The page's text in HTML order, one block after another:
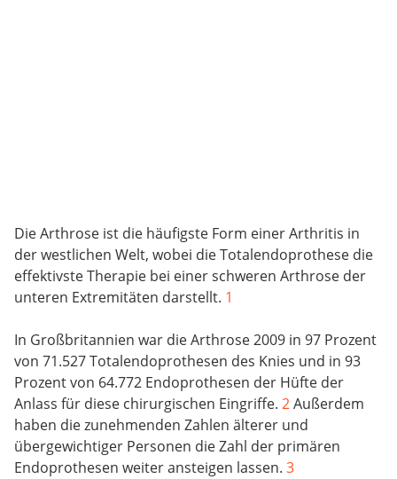
Die Arthrose ist die häufigste Form einer Arthritis in
der westlichen Welt, wobei die Totalendoprothese die
effektivste Therapie bei einer schweren Arthrose der
unteren Extremitäten darstellt. 1
In Großbritannien war die Arthrose 2009 in 97 Prozent
von 71.527 Totalendoprothesen des Knies und in 93
Prozent von 64.772 Endoprothesen der Hüfte der
Anlass für diese chirurgischen Eingriffe. 2Außerdem
haben die zunehmenden Zahlen älterer und
übergewichtiger Personen die Zahl der primären
Endoprothesen weiter ansteigen lassen. 3